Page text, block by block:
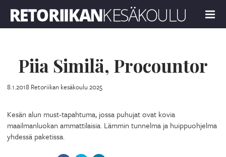
MENU
Piia Similä, Procountor
8.1.2018 Retoriikan kesäkoulu 2025
Kesän alun must-tapahtuma, jossa puhujat ovat kovia
maailmanluokan ammattilaisia. Lämmin tunnelma ja huippuohjelma
yhdessä paketissa.